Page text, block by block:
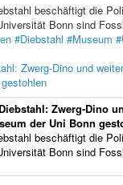
beschäftigt die
Bonn sind
#Diebstahl #Museum
Zwerg-Dino und
Zwerg-Dino
der Uni Bonn
beschäftigt die
Bonn sind